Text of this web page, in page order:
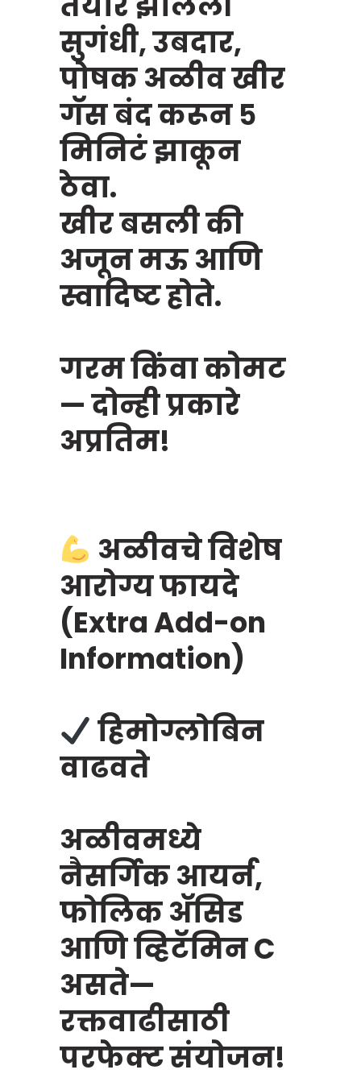
सुगंधी, उबदार,
पोषक अळीव खीर
गॅस बंद करून ५
मिनिटं झाकून
ठेवा.
खीर बसली की
अजून मऊ आणि
स्वादिष्ट होते.
गरम किंवा कोमट
— दोन्ही प्रकारे
अप्रतिम!
अळीवचे विशेष
आरोग्य फायदे
(Extra Add-on
Information)
हिमोग्लोबिन
वाढवते
अळीवमध्ये
नैसर्गिक आयर्न,
फोलिक अ‍ॅसिड
आणि व्हिटॅमिन C
असते—
रक्तवाढीसाठी
परफेक्ट संयोजन!